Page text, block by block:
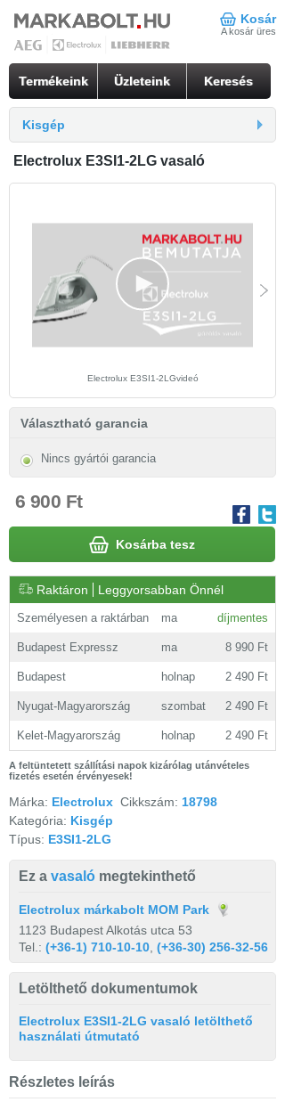
Kosár
A kosár üres
Termékeink Üzleteink Keresés
Kisgép
Electrolux E3SI1-2LG vasaló
Electrolux E3SI1-2LGvideó
Választható garancia
Nincs gyártói garancia
6 900 Ft
Kosárba tesz
Raktáron Leggyorsabban Önnél
Személyesen a raktárban ma díjmentes
Budapest Expressz ma 8 990 Ft
Budapest holnap 2 490 Ft
Nyugat-Magyarország szombat 2 490 Ft
Kelet-Magyarország holnap 2 490 Ft
A feltüntetett szállítási napok kizárólag utánvételes
fizetés esetén érvényesek!
Márka: Electrolux Cikkszám: 18798
Kategória: Kisgép
Típus: E3SI1-2LG
Ez a vasaló megtekinthető
Electrolux márkabolt MOM Park
1123 Budapest Alkotás utca 53
Tel.: (+36-1) 710-10-10 (+36-30) 256-32-56
Letölthető dokumentumok
Electrolux E3SI1-2LG vasaló letölthető
használati útmutató
Részletes leírás